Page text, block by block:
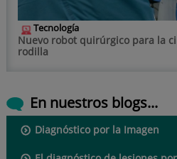
Tecnología
Nuevo robot quirúrgico para la
rodilla
En nuestros blogs...
Diagnóstico por la Imagen